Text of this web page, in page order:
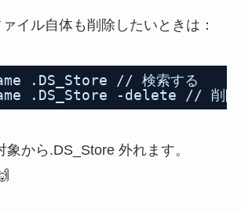
イル自体も削除したいときは：
.DS_Store // 検索する
.DS_Store -delete // 削除
象から.DS_Store 外れます。